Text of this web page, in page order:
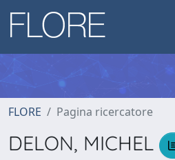
FLORE Pagina ricercatore
DELON, MICHEL